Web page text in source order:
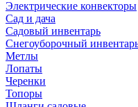
Электрические конвекторы
Сад и дача
Садовый инвентарь
Снегоуборочный
Метлы
Лопаты
Черенки
Топоры